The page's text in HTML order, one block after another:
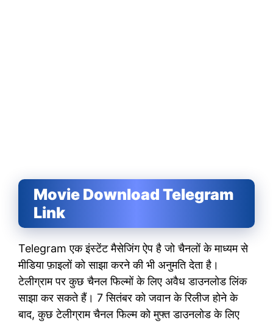
Movie Download Telegram
Link
Telegram एक इंस्टेंट मैसेजिंग ऐप है जो चैनलों के माध्यम से
मीडिया फ़ाइलों को साझा करने की भी अनुमति देता है।
टेलीग्राम पर कुछ चैनल फिल्मों के लिए अवैध डाउनलोड लिंक
साझा कर सकते हैं। 7 सितंबर को जवान के रिलीज होने के
बाद, कुछ टेलीग्राम चैनल फिल्म को मुफ्त डाउनलोड के लिए